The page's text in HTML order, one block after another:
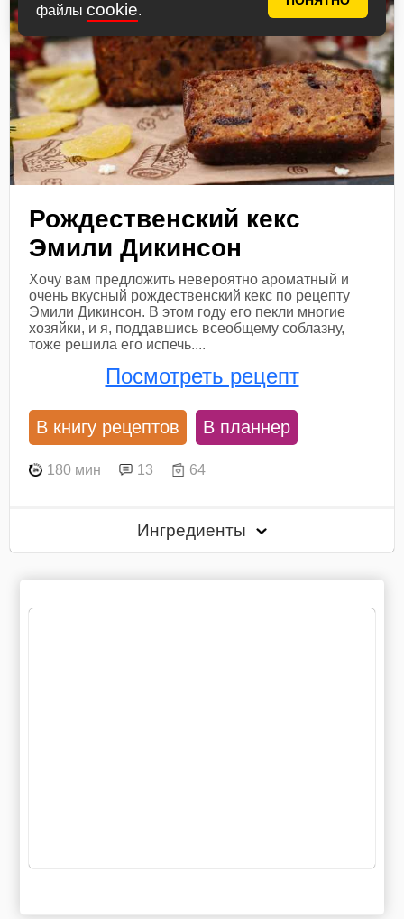
файлы cookie.
Рождественский кекс
Эмили Дикинсон
Хочу вам предложить невероятно ароматный и
очень вкусный рождественский кекс по рецепту
Эмили Дикинсон. В этом году его пекли многие
хозяйки, и я, поддавшись всеобщему соблазну,
тоже решила его испечь....
Посмотреть рецепт
В книгу рецептов В планнер
180 мин 13 64
Ингредиенты